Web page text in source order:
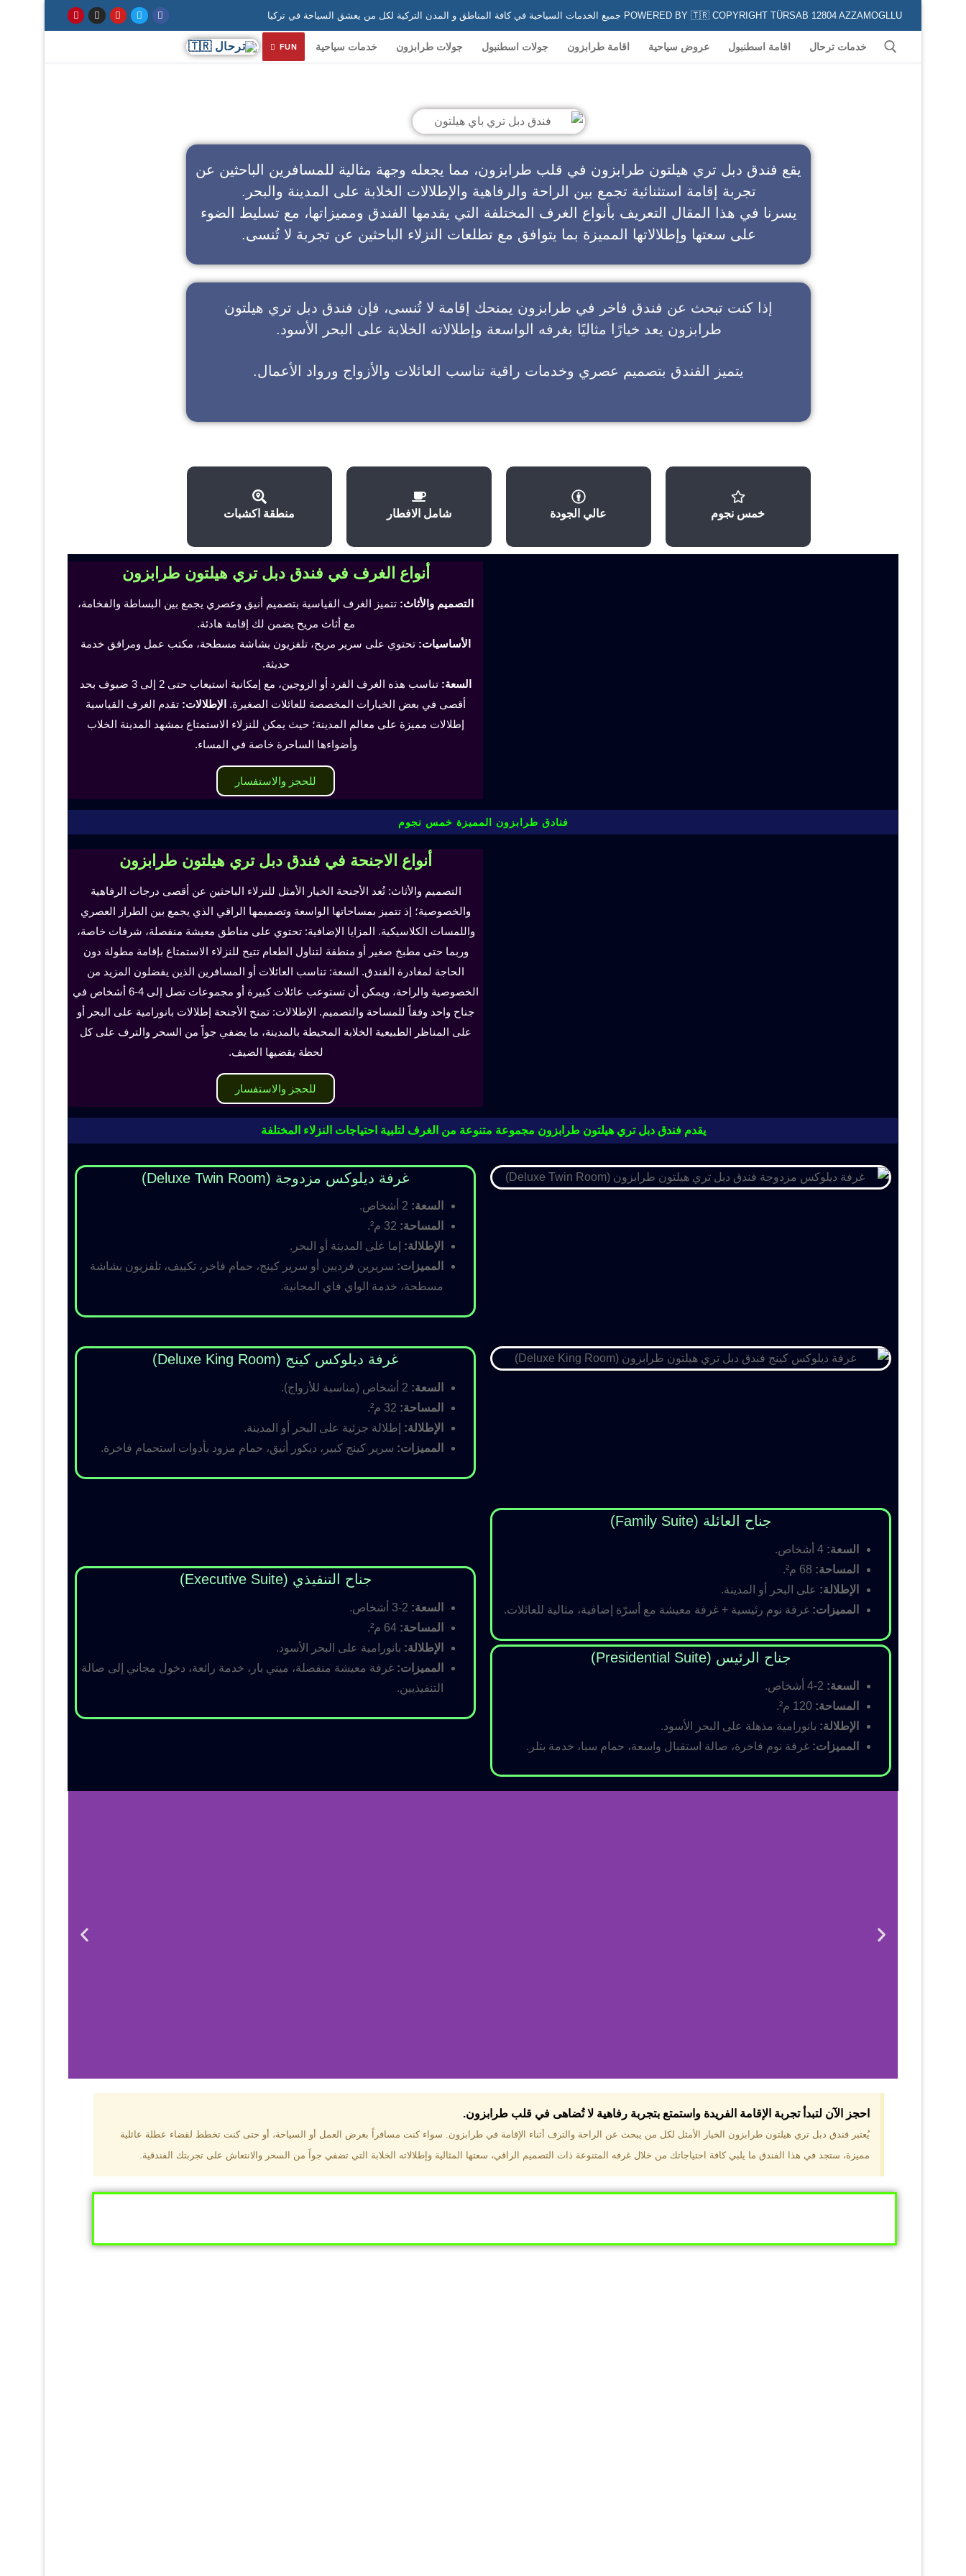
POWERED BY 🇹🇷 COPYRIGHT TÜRSAB 12804 AZZAMOGLLU جميع الخدمات السياحية في كافة المناطق و المدن التركية لكل من يعشق السياحة في تركيا
خدمات ترحال اقامة اسطنبول عروض سياحية اقامة طرابزون جولات اسطنبول جولات طرابزون خدمات سياحية FUN
يقع فندق دبل تري هيلتون طرابزون في قلب طرابزون، مما يجعله وجهة مثالية للمسافرين الباحثين عن
تجربة إقامة استثنائية تجمع بين الراحة والرفاهية والإطلالات الخلابة على المدينة والبحر.
يسرنا في هذا المقال التعريف بأنواع الغرف المختلفة التي يقدمها الفندق ومميزاتها، مع تسليط الضوء
على سعتها وإطلالاتها المميزة بما يتوافق مع تطلعات النزلاء الباحثين عن تجربة لا تُنسى.
إذا كنت تبحث عن فندق فاخر في طرابزون يمنحك إقامة لا تُنسى، فإن فندق دبل تري هيلتون
طرابزون يعد خيارًا مثاليًا بغرفه الواسعة وإطلالاته الخلابة على البحر الأسود.
يتميز الفندق بتصميم عصري وخدمات راقية تناسب العائلات والأزواج ورواد الأعمال.
خمس نجوم عالي الجودة شامل الافطار منطقة اكشبات
أنواع الغرف في فندق دبل تري هيلتون طرابزون
التصميم والأثاث: تتميز الغرف القياسية بتصميم أنيق وعصري يجمع بين البساطة والفخامة،
مع أثاث مريح يضمن لك إقامة هادئة.
الأساسيات: تحتوي على سرير مريح، تلفزيون بشاشة مسطحة، مكتب عمل ومرافق خدمة
حديثة.
السعة:
تناسب هذه الغرف الفرد أو الزوجين، مع إمكانية استيعاب حتى 2 إلى 3 ضيوف بحد
أقصى في بعض الخيارات المخصصة للعائلات الصغيرة. الإطلالات: تقدم الغرف القياسية
إطلالات مميزة على معالم المدينة؛ حيث يمكن للنزلاء الاستمتاع بمشهد المدينة الخلاب
وأضواءها الساحرة خاصة في المساء.
للحجز والاستفسار
فنادق طرابزون المميزة خمس نجوم
أنواع الاجنحة في فندق دبل تري هيلتون طرابزون
التصميم والأثاث: تُعد الأجنحة الخيار الأمثل للنزلاء الباحثين عن أقصى درجات الرفاهية
والخصوصية؛ إذ تتميز بمساحاتها الواسعة وتصميمها الراقي الذي يجمع بين الطراز العصري
واللمسات الكلاسيكية. المزايا الإضافية: تحتوي على مناطق معيشة منفصلة، شرفات خاصة،
وربما حتى مطبخ صغير أو منطقة لتناول الطعام تتيح للنزلاء الاستمتاع بإقامة مطولة دون
الحاجة لمغادرة الفندق. السعة: تناسب العائلات أو المسافرين الذين يفضلون المزيد من
الخصوصية والراحة، ويمكن أن تستوعب عائلات كبيرة أو مجموعات تصل إلى 4-6 أشخاص في
جناح واحد وفقاً للمساحة والتصميم. الإطلالات: تمنح الأجنحة إطلالات بانورامية على البحر أو
على المناظر الطبيعية الخلابة المحيطة بالمدينة، ما يضفي جواً من السحر والترف على كل
لحظة يقضيها الضيف.
للحجز والاستفسار
يقدم فندق دبل تري هيلتون طرابزون مجموعة متنوعة من الغرف لتلبية احتياجات النزلاء المختلفة
غرفة ديلوكس مزدوجة (Deluxe Twin Room)
السعة:
المساحة:
الإطلالة: إما على المدينة أو البحر.
المميزات: سريرين فرديين أو سرير كينج، حمام فاخر، تكييف، تلفزيون بشاشة
مسطحة، خدمة الواي فاي المجانية.
غرفة ديلوكس كينج (Deluxe King Room)
السعة:
المساحة:
الإطلالة: إطلالة جزئية على البحر أو المدينة.
المميزات: سرير كينج كبير، ديكور أنيق، حمام مزود بأدوات استحمام فاخرة.
جناح العائلة (Family Suite)
السعة:
المساحة:
الإطلالة: على البحر أو المدينة.
المميزات: غرفة نوم رئيسية + غرفة معيشة مع أسرّة إضافية، مثالية للعائلات.
جناح الرئيس (Presidential Suite)
السعة:
المساحة:
الإطلالة: بانورامية مذهلة على البحر الأسود.
المميزات: غرفة نوم فاخرة، صالة استقبال واسعة، حمام سبا، خدمة بتلر.
جناح التنفيذي (Executive Suite)
السعة:
المساحة:
الإطلالة: بانورامية على البحر الأسود.
المميزات: غرفة معيشة منفصلة، ميني بار، خدمة رائعة، دخول مجاني إلى صالة
التنفيذيين.
لماذا تختار فندق دبل تري هيلتون طرابزون؟
والجبال الخضراء. مرافق متكاملة تشمل مسبحًا داخليًا، سبا، صالة ألعاب رياضية، ومطاعم عالمية.
احجز الآن لتبدأ تجربة الإقامة الفريدة واستمتع بتجربة رفاهية لا تُضاهى في قلب طرابزون.​
يُعتبر فندق دبل تري هيلتون طرابزون الخيار الأمثل لكل من يبحث عن الراحة والترف أثناء الإقامة في طرابزون. سواء كنت مسافراً بغرض العمل أو السياحة، أو حتى كنت تخطط لقضاء عطلة عائلية
مميزة، ستجد في هذا الفندق ما يلبي كافة احتياجاتك من خلال غرفه المتنوعة ذات التصميم الراقي، سعتها المثالية وإطلالاته الخلابة التي تضفي جواً من السحر والانتعاش على تجربتك الفندقية.